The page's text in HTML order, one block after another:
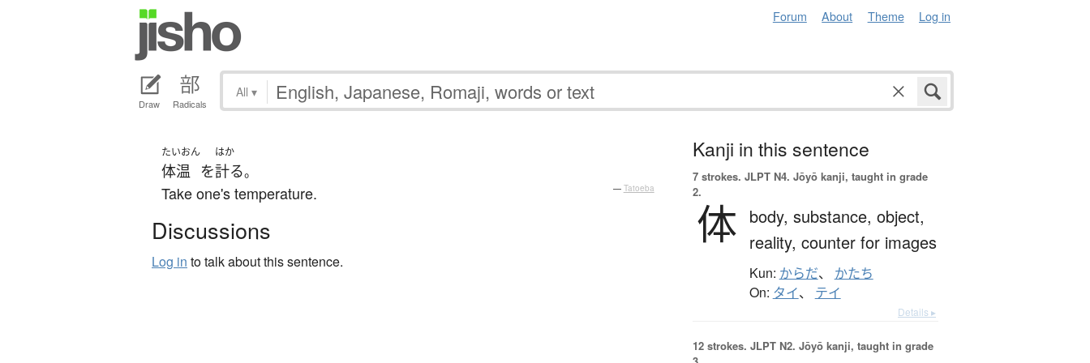
Forum About Theme Log in
Draw Radicals
All ▾
たいおん
体温 を
はか
計る。
Take one's temperature. — Tatoeba
Discussions
Log in to talk about this sentence.
Kanji in this sentence
7 strokes. JLPT N4. Jōyō kanji, taught in grade
2.
体 body, substance, object,
reality, counter for images
Kun: からだ、 かたち
On: タイ、 テイ
Details ▸
12 strokes. JLPT N2. Jōyō kanji, taught in grade